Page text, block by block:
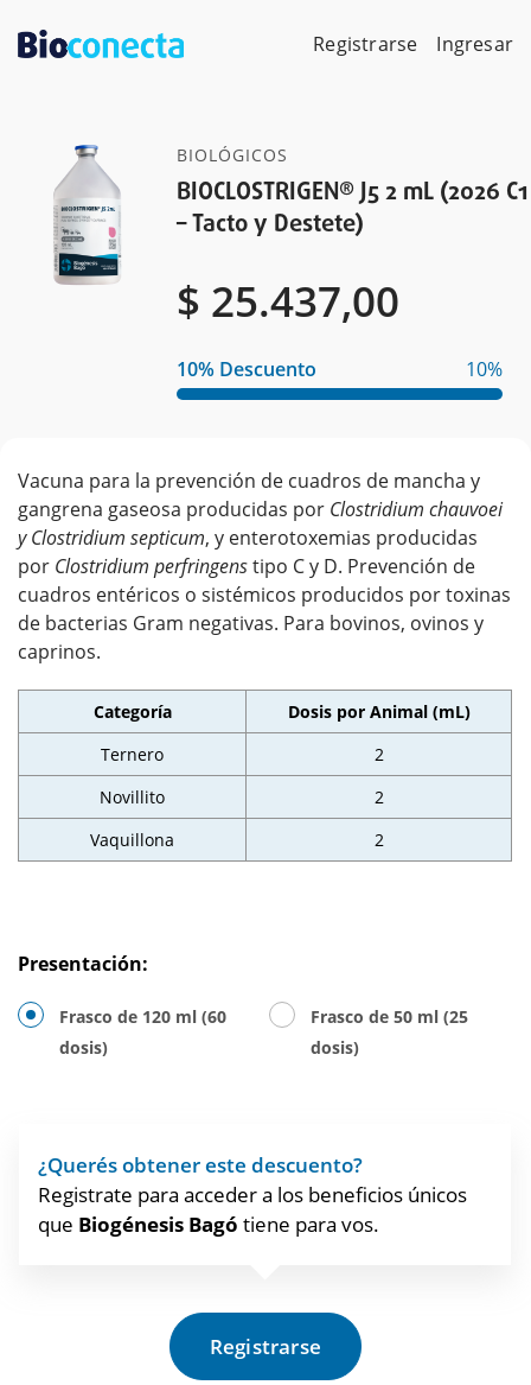
content Registrarse Ingresar
10% Descuento 10%
BIOLÓGICOS
BIOCLOSTRIGEN® J5 2 mL (2026 C1
– Tacto y Destete)
Vacuna para la prevención de cuadros de mancha y
gangrena gaseosa producidas por Clostridium chauvoei
y Clostridium septicum, y enterotoxemias producidas
por Clostridium perfringenstipo C y D. Prevención de
cuadros entéricos o sistémicos producidos por toxinas
de bacterias Gram negativas. Para bovinos, ovinos y
caprinos.
Categoría
Dosis por Animal (mL)
Ternero
2
Novillito
2
Vaquillona
2
Presentación:
Frasco de 120 ml (60
dosis)
Frasco de 50 ml (25
dosis)
¿Querés obtener este descuento?
Registrate para acceder a los beneficios únicos
que Biogénesis Bagó tiene para vos.
Registrarse
$ 25.437,00